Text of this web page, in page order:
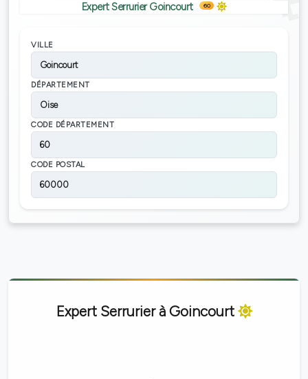
Expert Serrurier Goincourt 60
VILLE
Goincourt
DÉPARTEMENT
Oise
CODE DÉPARTEMENT
60
CODE POSTAL
60000
Expert Serrurier à Goincourt